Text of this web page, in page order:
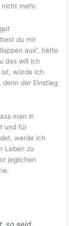
mehr.
du mir
aus“, hätte
das will ich
ist, würde ich
der Einstieg
man in
und für
werde ich
Leben zu
jeglichen